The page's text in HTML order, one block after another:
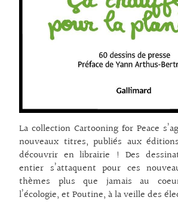
La collection Cartooning for Peace
nouveaux titres, publiés aux
découvrir en librairie ! Des
entier s’attaquent pour ces
thèmes plus que jamais au
l’écologie, et Poutine, à la veille des